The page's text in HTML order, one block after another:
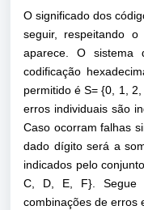
O significado dos
seguir, respeitando
aparece. O sistema
codificação
permitido é S= {0, 1,
erros individuais são
Caso ocorram falhas
dado dígito será a
indicados pelo
C, D, E, F}. Segue
combinações de erros